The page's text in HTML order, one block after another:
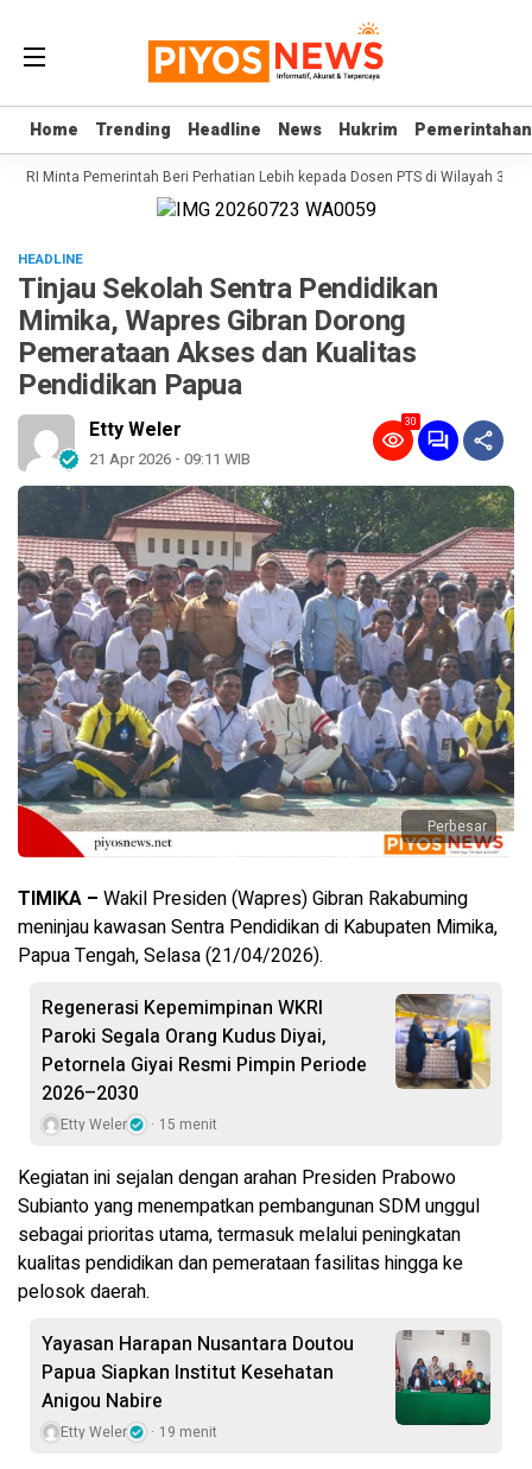
Home Trending Headline News Hukrim Pemerintahan
Home Trending Headline News Hukrim Pemerintahan
Minta Pemerintah Beri Perhatian Lebih kepada Dosen PTS di Wilayah 3T
HEADLINE
Tinjau Sekolah Sentra Pendidikan
Mimika, Wapres Gibran Dorong
Pemerataan Akses dan Kualitas
Pendidikan Papua
Etty Weler
21 Apr 2026 - 09:11 WIB
30
Perbesar
TIMIKA – Wakil Presiden (Wapres) Gibran Rakabuming
meninjau kawasan Sentra Pendidikan di Kabupaten Mimika,
Papua Tengah, Selasa (21/04/2026).
Regenerasi Kepemimpinan WKRI
Paroki Segala Orang Kudus Diyai,
Petornela Giyai Resmi Pimpin Periode
2026–2030
Etty Weler 15 menit
Kegiatan ini sejalan dengan arahan Presiden Prabowo
Subianto yang menempatkan pembangunan SDM unggul
sebagai prioritas utama, termasuk melalui peningkatan
kualitas pendidikan dan pemerataan fasilitas hingga ke
pelosok daerah.
Yayasan Harapan Nusantara Doutou
Papua Siapkan Institut Kesehatan
Anigou Nabire
Etty Weler 19 menit